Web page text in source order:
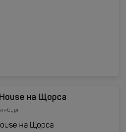
на Щорса